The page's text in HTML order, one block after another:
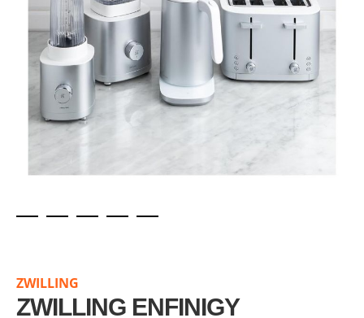
beginning
of
ZWILLING
ZWILLING ENFINIGY